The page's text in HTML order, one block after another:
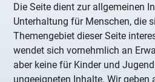
Die Seite dient zur allgemeinen
Unterhaltung für Menschen, die
Themengebiet dieser Seite
wendet sich vornehmlich an
aber keine für Kinder und
ungeeigneten Inhalte. Wir geben